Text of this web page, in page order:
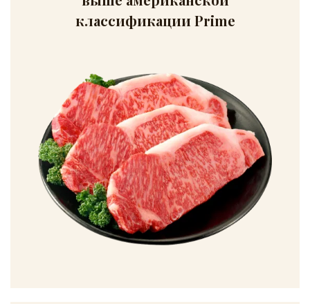
классификации Prime